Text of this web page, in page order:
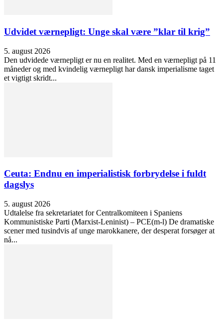
Udvidet værnepligt: Unge skal være ”klar til krig”
5. august 2026
Den udvidede værnepligt er nu en realitet. Med en værnepligt på 11
måneder og med kvindelig værnepligt har dansk imperialisme taget
et vigtigt skridt...
Ceuta: Endnu en imperialistisk forbrydelse i fuldt
dagslys
5. august 2026
Udtalelse fra sekretariatet for Centralkomiteen i Spaniens
Kommunistiske Parti (Marxist-Leninist) – PCE(m-l) De dramatiske
scener med tusindvis af unge marokkanere, der desperat forsøger at
nå...